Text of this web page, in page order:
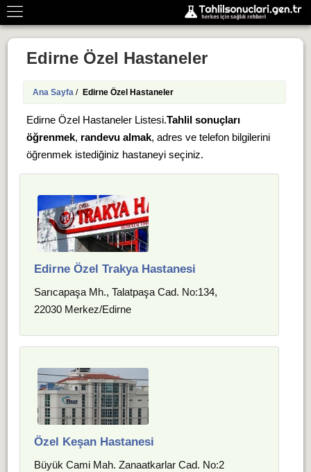
Edirne Özel Hastaneler
Ana Sayfa / Edirne Özel Hastaneler
Edirne Özel Hastaneler Listesi.Tahlil sonuçları
öğrenmek, randevu almak, adres ve telefon bilgilerini
öğrenmek istediğiniz hastaneyi seçiniz.
Edirne Özel Trakya Hastanesi
Sarıcapaşa Mh., Talatpaşa Cad. No:134,
22030 Merkez/Edirne
Özel Keşan Hastanesi
Büyük Cami Mah. Zanaatkarlar Cad. No:2